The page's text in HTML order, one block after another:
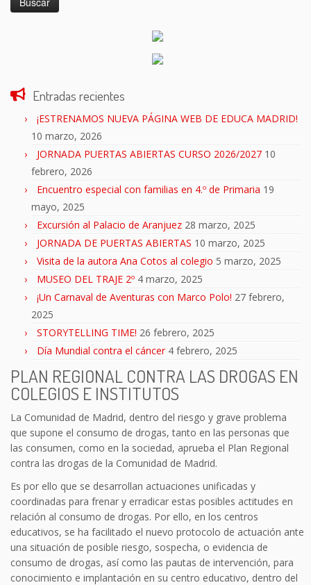
Entradas recientes
¡ESTRENAMOS NUEVA PÁGINA WEB DE EDUCA MADRID!
10 marzo, 2026
JORNADA PUERTAS ABIERTAS CURSO 2026/2027 10
febrero, 2026
Encuentro especial con familias en 4.º de Primaria 19
mayo, 2025
Excursión al Palacio de Aranjuez 28 marzo, 2025
JORNADA DE PUERTAS ABIERTAS 10 marzo, 2025
Visita de la autora Ana Cotos al colegio 5 marzo, 2025
MUSEO DEL TRAJE 2º 4 marzo, 2025
¡Un Carnaval de Aventuras con Marco Polo! 27 febrero,
2025
STORYTELLING TIME! 26 febrero, 2025
Día Mundial contra el cáncer 4 febrero, 2025
PLAN REGIONAL CONTRA LAS DROGAS EN
COLEGIOS E INSTITUTOS
La Comunidad de Madrid, dentro del riesgo y grave problema
que supone el consumo de drogas, tanto en las personas que
las consumen, como en la sociedad, aprueba el Plan Regional
contra las drogas de la Comunidad de Madrid.
Es por ello que se desarrollan actuaciones unificadas y
coordinadas para frenar y erradicar estas posibles actitudes en
relación al consumo de drogas. Por ello, en los centros
educativos, se ha facilitado el nuevo protocolo de actuación ante
una situación de posible riesgo, sospecha, o evidencia de
consumo de drogas, así como las pautas de intervención, para
conocimiento e implantación en su centro educativo, dentro del